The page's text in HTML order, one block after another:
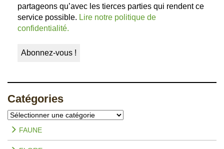
partageons qu’avec les tierces parties qui rendent ce
service possible. Lire notre politique de
confidentialité.
Catégories
Catégories
FAUNE